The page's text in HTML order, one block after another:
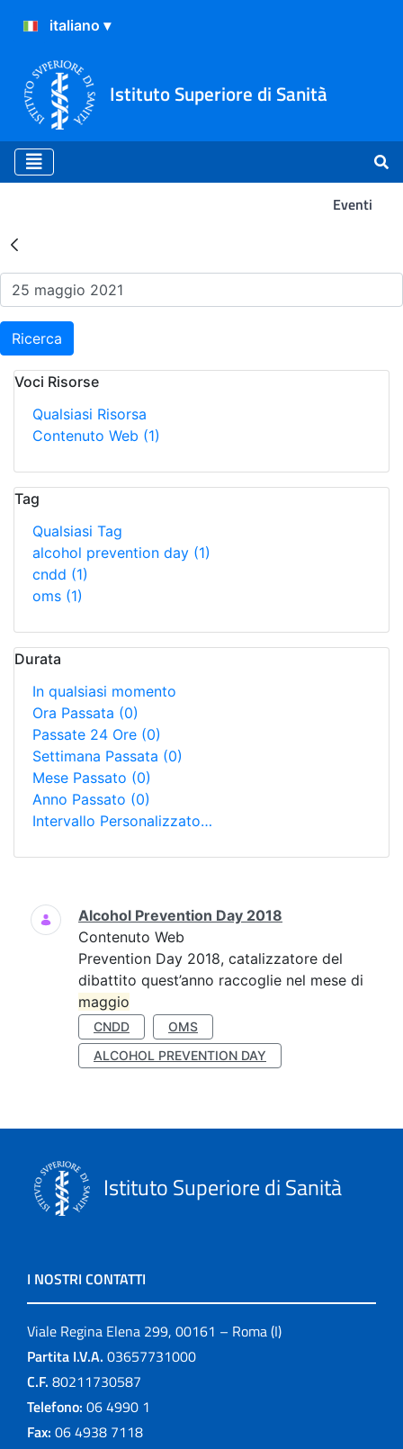
Istituto Superiore di Sanità
Eventi
Risultati della Ricerca -
Ricerca
Voci Risorse
Qualsiasi Risorsa
Contenuto Web (1)
Tag
Qualsiasi Tag
alcohol prevention day (1)
cndd (1)
oms (1)
Durata
In qualsiasi momento
Ora Passata (0)
Passate 24 Ore (0)
Settimana Passata (0)
Mese Passato (0)
Anno Passato (0)
Intervallo Personalizzato…
Ricerca
Alcohol Prevention Day 2018
Contenuto Web
Prevention Day 2018, catalizzatore del
dibattito quest’anno raccoglie nel mese di
maggio
CNDD
OMS
ALCOHOL PREVENTION DAY
Istituto Superiore di Sanità
I NOSTRI CONTATTI
Viale Regina Elena 299, 00161 – Roma (I)
Partita I.V.A. 03657731000
C.F. 80211730587
Telefono: 06 4990 1
Fax: 06 4938 7118